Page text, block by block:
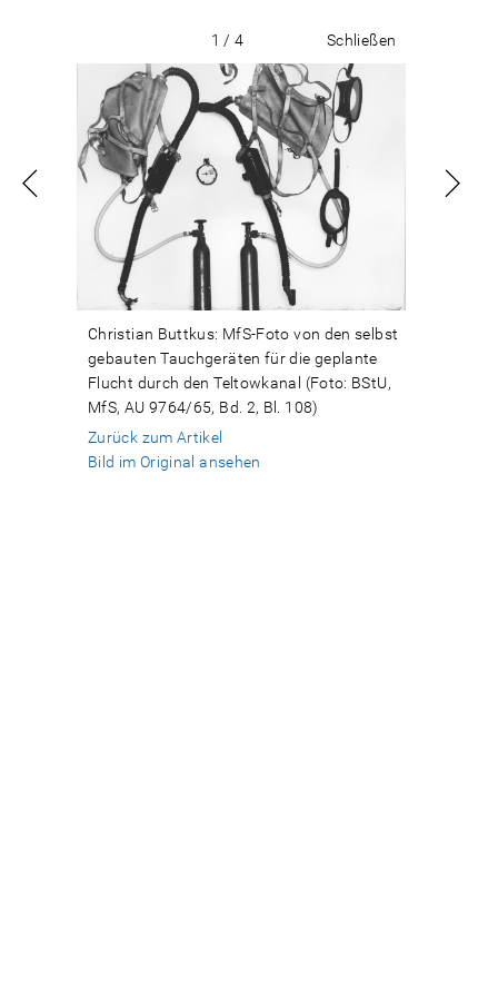
1 / 4 Schließen
Christian Buttkus: MfS-Foto von den selbst
gebauten Tauchgeräten für die geplante
Flucht durch den Teltowkanal (Foto: BStU,
MfS, AU 9764/65, Bd. 2, Bl. 108)
Zurück zum Artikel
Bild im Original ansehen